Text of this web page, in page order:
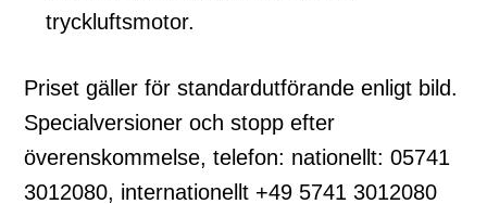
tryckluftsmotor.
Priset gäller för standardutförande enligt bild.
Specialversioner och stopp efter
överenskommelse, telefon: nationellt: 05741
3012080, internationellt +49 5741 3012080